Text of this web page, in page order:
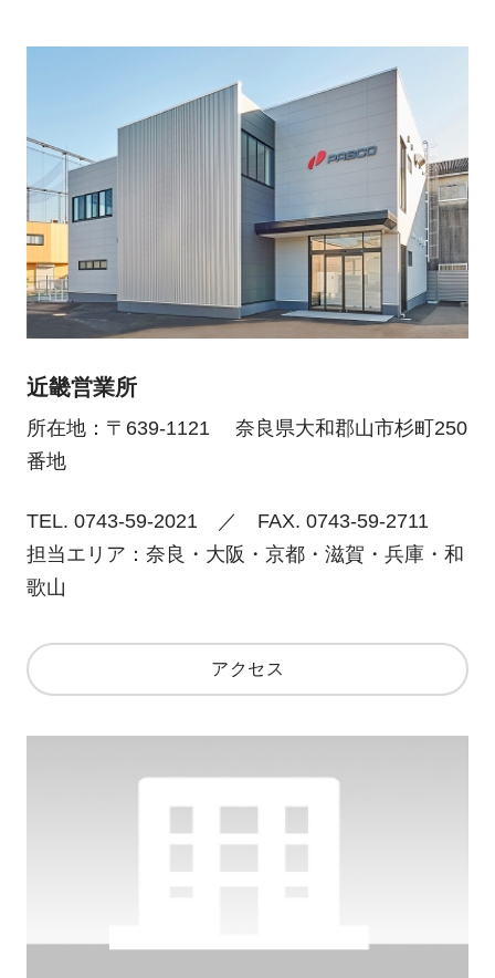
近畿営業所
所在地：〒639-1121 奈良県大和郡山市杉町250
番地
TEL. 0743-59-2021 ／ FAX. 0743-59-2711
担当エリア：奈良・大阪・京都・滋賀・兵庫・和
歌山
アクセス